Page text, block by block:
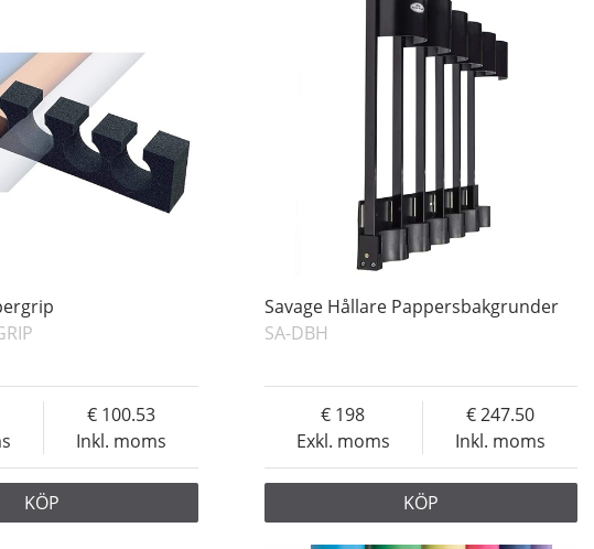
Inkl. moms
100.53
KÖP
Savage Hållare Pappersbakgrunder
SA-DBH
Exkl. moms
198
Inkl. moms
247.50
KÖP